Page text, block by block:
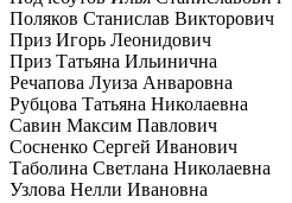
Поляков Станислав Викторович
Приз Игорь Леонидович
Приз Татьяна Ильинична
Речапова Луиза Анваровна
Рубцова Татьяна Николаевна
Савин Максим Павлович
Сосненко Сергей Иванович
Таболина Светлана Николаевна
Узлова Нелли Ивановна